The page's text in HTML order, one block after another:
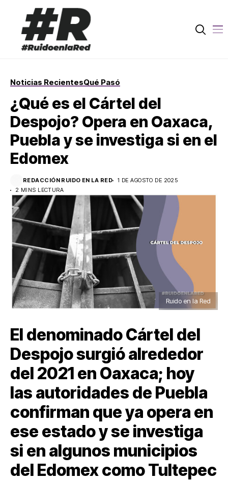
Noticias RecientesQué Pasó
¿Qué es el Cártel del
Despojo? Opera en Oaxaca,
Puebla y se investiga si en el
Edomex
REDACCIÓN RUIDO EN LA RED
1 DE AGOSTO DE 2025
2 MINS LECTURA
Ruido en la Red
El denominado Cártel del
Despojo surgió alrededor
del 2021 en Oaxaca; hoy
las autoridades de Puebla
confirman que ya opera en
ese estado y se investiga
si en algunos municipios
del Edomex como Tultepec